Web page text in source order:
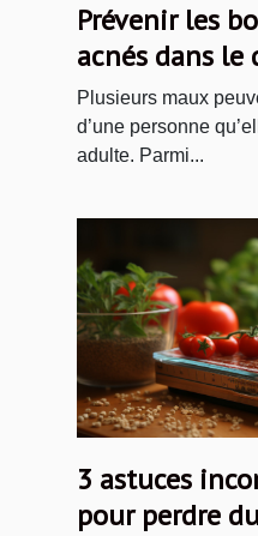
Prévenir les
acnés dans le
se comporter ?
Plusieurs maux
d’une personne
adulte. Parmi...
3 astuces
pour perdre